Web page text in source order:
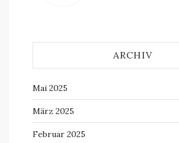
ARCHIV
Mai 2025
März 2025
Februar 2025